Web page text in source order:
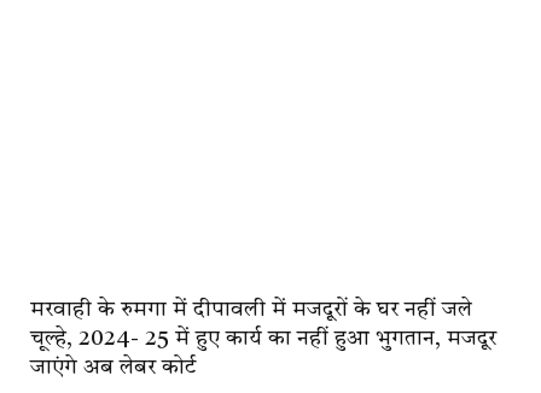
मरवाही के रुमगा में दीपावली में मजदूरों के घर नहीं जले
चूल्हे, 2024- 25 में हुए कार्य का नहीं हुआ भुगतान, मजदूर
जाएंगे अब लेबर कोर्ट